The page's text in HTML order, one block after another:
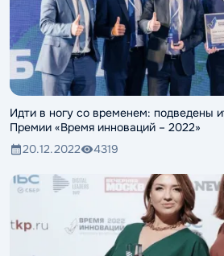
Идти в ногу со временем: подведены
Премии «Время инноваций – 2022»
20.12.2022
4319